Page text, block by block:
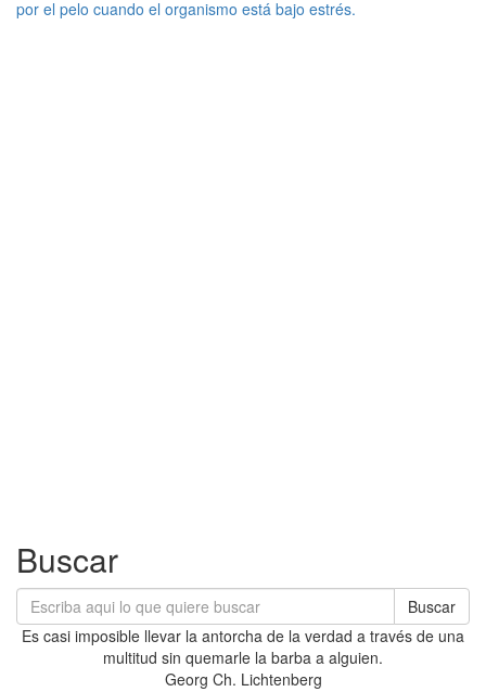
por el pelo cuando el organismo está bajo estrés.
Buscar
Buscar
Es casi imposible llevar la antorcha de la verdad a través de una
multitud sin quemarle la barba a alguien.
Georg Ch. Lichtenberg